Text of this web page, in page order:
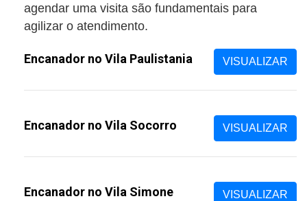
agendar uma visita são fundamentais para
agilizar o atendimento.
Encanador no Vila Paulistania VISUALIZAR
Encanador no Vila Socorro VISUALIZAR
Encanador no Vila Simone VISUALIZAR